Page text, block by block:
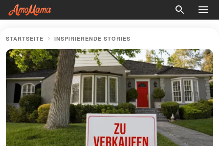
STARTSEITE INSPIRIERENDE STORIES